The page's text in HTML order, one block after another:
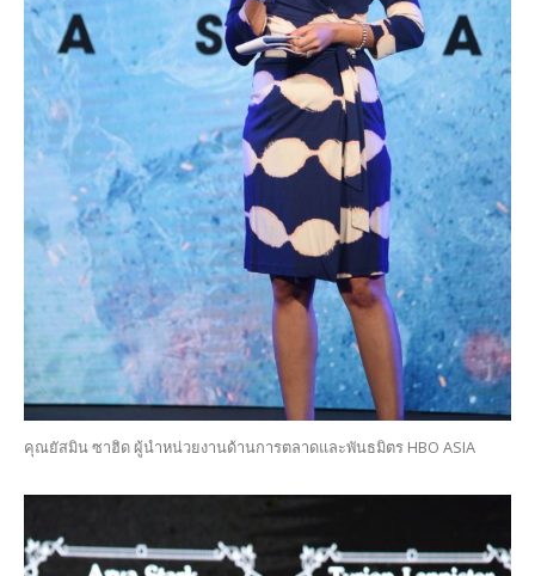
คุณยัสมิน ซาฮิด ผู้นำหน่วยงานด้านการตลาดและพันธมิตร HBO ASIA